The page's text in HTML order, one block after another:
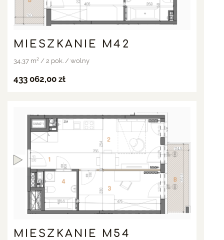
MIESZKANIE M42
34,37 m² / 2 pok. / wolny
433 062,00 zł
MIESZKANIE M54